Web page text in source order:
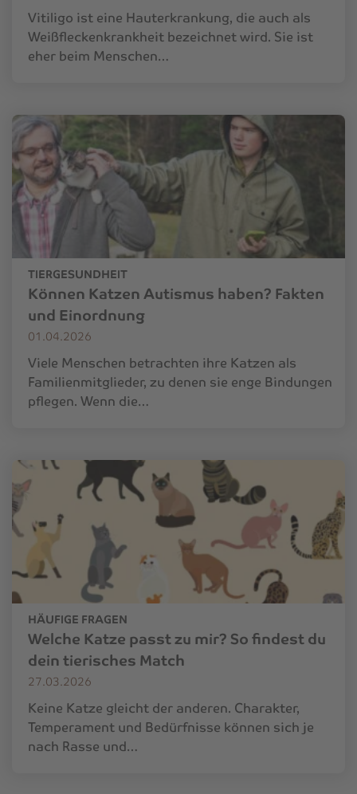
Vitiligo ist eine Hauterkrankung, die auch als
Weißfleckenkrankheit bezeichnet wird. Sie ist
eher beim Menschen…
TIERGESUNDHEIT
Können Katzen Autismus haben? Fakten
und Einordnung
01.04.2026
Viele Menschen betrachten ihre Katzen als
Familienmitglieder, zu denen sie enge Bindungen
pflegen. Wenn die…
HÄUFIGE FRAGEN
Welche Katze passt zu mir? So findest du
dein tierisches Match
27.03.2026
Keine Katze gleicht der anderen. Charakter,
Temperament und Bedürfnisse können sich je
nach Rasse und…